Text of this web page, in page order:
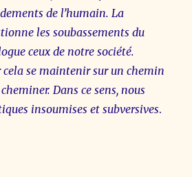
de l’humain. La
les soubassements du
ceux de notre société.
se maintenir sur un chemin
Dans ce sens, nous
insoumises et subversives.